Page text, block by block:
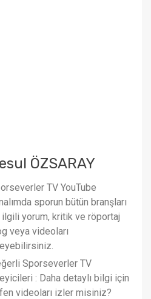
ÖZSARAY
TV YouTube
sporun bütün branşları
yorum, kritik ve röportaj
veya videoları
Sporseverler TV
: Daha detaylı bilgi için
videoları izler misiniz?